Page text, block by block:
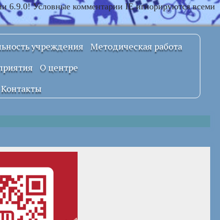
6.9.0! Условные комментарии IE игнорируются всеми
учреждения
Методическая работа
О центре
УСТАВ
Контакты